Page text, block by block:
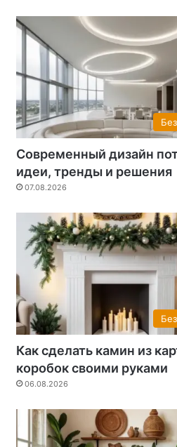
Современный дизайн
идеи, тренды и решения
07.08.2026
Как сделать камин из
коробок своими руками
06.08.2026